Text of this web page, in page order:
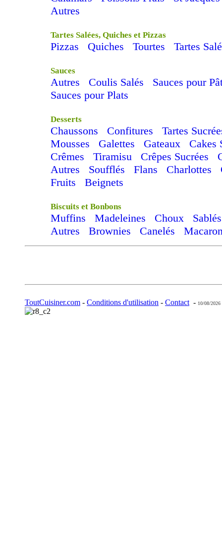
Autres
Tartes Salées, Quiches et Pizzas
Pizzas Quiches Tourtes Tartes
Sauces
Autres Coulis Salés
Sauces pour
Sauces pour Plats
Desserts
Chaussons Confitures
Tartes
Mousses
Galettes Gateaux
Cakes
Crêmes
Tiramisu Crêpes Sucrées
Autres
Soufflés Flans Charlottes
Fruits
Beignets
Biscuits et Bonbons
Muffins Madeleines Choux
Sablés
Autres
Brownies Canelés
ToutCuisiner.com - Conditions d'utilisation - Contact - 10/08/2026